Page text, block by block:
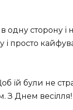
одну сторону і
просто
їй були не
З Днем весілля!